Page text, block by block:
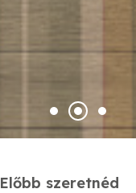
Előbb szeretnéd